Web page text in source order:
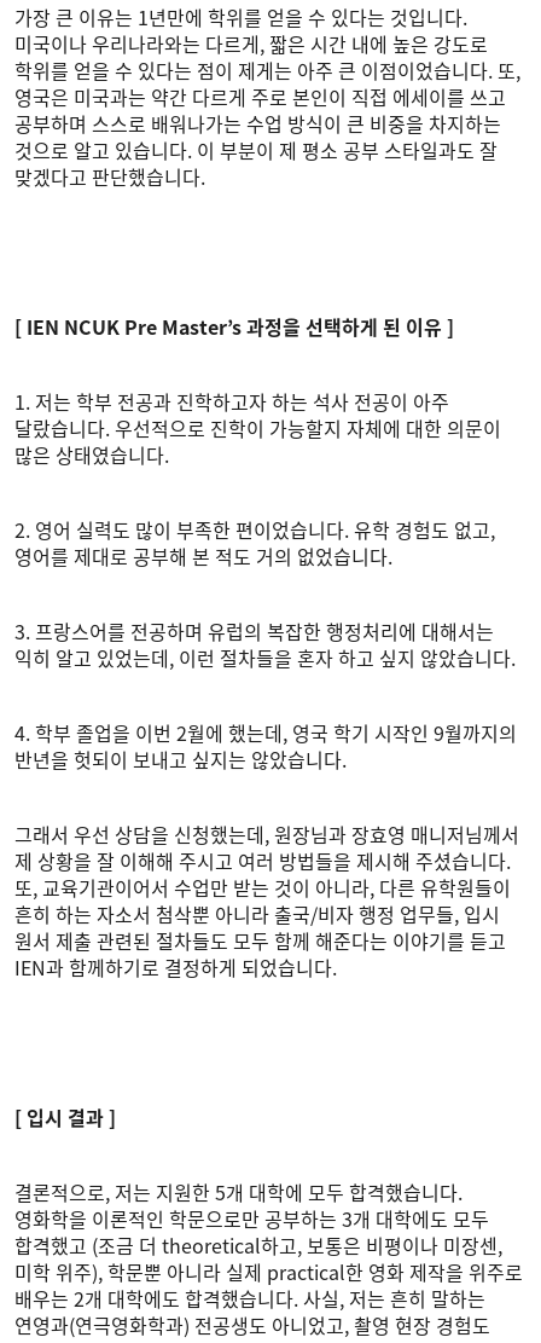
가장 큰 이유는 1년만에 학위를 얻을 수 있다는 것입니다.
미국이나 우리나라와는 다르게, 짧은 시간 내에 높은 강도로
학위를 얻을 수 있다는 점이 제게는 아주 큰 이점이었습니다. 또,
영국은 미국과는 약간 다르게 주로 본인이 직접 에세이를 쓰고
공부하며 스스로 배워나가는 수업 방식이 큰 비중을 차지하는
것으로 알고 있습니다. 이 부분이 제 평소 공부 스타일과도 잘
맞겠다고 판단했습니다.
[ IEN NCUK Pre Master’s 과정을 선택하게 된 이유 ]
1. 저는 학부 전공과 진학하고자 하는 석사 전공이 아주
달랐습니다. 우선적으로 진학이 가능할지 자체에 대한 의문이
많은 상태였습니다.
2. 영어 실력도 많이 부족한 편이었습니다. 유학 경험도 없고,
영어를 제대로 공부해 본 적도 거의 없었습니다.
3. 프랑스어를 전공하며 유럽의 복잡한 행정처리에 대해서는
익히 알고 있었는데, 이런 절차들을 혼자 하고 싶지 않았습니다.
4. 학부 졸업을 이번 2월에 했는데, 영국 학기 시작인 9월까지의
반년을 헛되이 보내고 싶지는 않았습니다.
그래서 우선 상담을 신청했는데, 원장님과 장효영 매니저님께서
제 상황을 잘 이해해 주시고 여러 방법들을 제시해 주셨습니다.
또, 교육기관이어서 수업만 받는 것이 아니라, 다른 유학원들이
흔히 하는 자소서 첨삭뿐 아니라 출국/비자 행정 업무들, 입시
원서 제출 관련된 절차들도 모두 함께 해준다는 이야기를 듣고
IEN과 함께하기로 결정하게 되었습니다.
[ 입시 결과 ]
결론적으로, 저는 지원한 5개 대학에 모두 합격했습니다.
영화학을 이론적인 학문으로만 공부하는 3개 대학에도 모두
합격했고 (조금 더 theoretical하고, 보통은 비평이나 미장센,
미학 위주), 학문뿐 아니라 실제 practical한 영화 제작을 위주로
배우는 2개 대학에도 합격했습니다. 사실, 저는 흔히 말하는
연영과(연극영화학과) 전공생도 아니었고, 촬영 현장 경험도